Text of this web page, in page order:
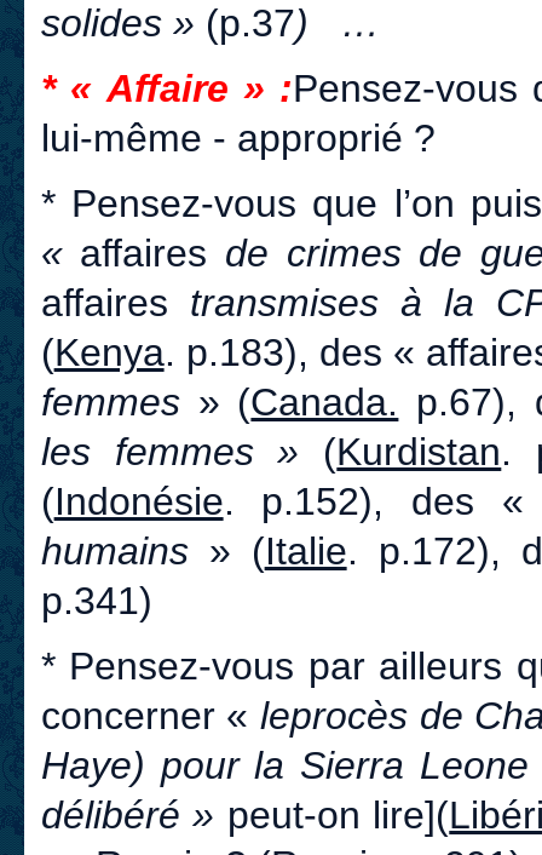
solides » (p.37) …
* « Affaire » :Pensez-vous
lui-même - approprié ?
* Pensez-vous que l’on
« affaires de crimes de
affaires transmises à la
(Kenya. p.183), des «
femmes » (Canada. p.67),
les femmes » (Kurdistan.
(Indonésie. p.152), des «
humains» (Italie. p.172),
p.341)
* Pensez-vous par ailleurs
concerner « leprocès de
Haye) pour la Sierra
délibéré » peut-on lire](